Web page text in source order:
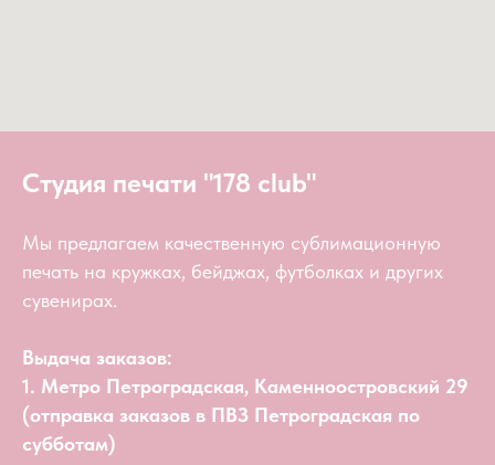
Студия печати "178 club"
Мы предлагаем качественную сублимационную
печать на кружках, бейджах, футболках и других
сувенирах.
Выдача заказов:
1. Метро Петроградская, Каменноостровский 29
(отправка заказов в ПВЗ Петроградская по
субботам)